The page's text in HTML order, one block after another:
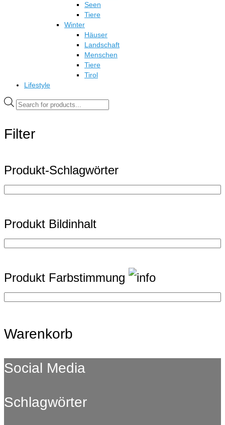
Seen
Tiere
Winter
Häuser
Landschaft
Menschen
Tiere
Tirol
Lifestyle
Products
search
Filter
Produkt-Schlagwörter
Produkt Bildinhalt
Produkt Farbstimmung
Warenkorb
Social Media
Schlagwörter